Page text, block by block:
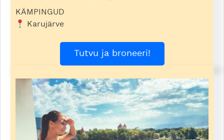
KÄMPINGUD
Karujärve
Tutvu ja broneeri!